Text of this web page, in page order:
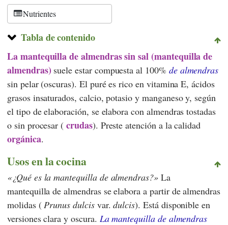
Nutrientes
Tabla de contenido
La mantequilla de almendras sin sal (mantequilla de
almendras) suele estar compuesta al 100% de almendras
sin pelar (oscuras). El puré es rico en vitamina E, ácidos
grasos insaturados, calcio, potasio y manganeso y, según
el tipo de elaboración, se elabora con almendras tostadas
o sin procesar (crudas). Preste atención a la calidad
orgánica.
Usos en la cocina
¿Qué es la mantequilla de almendras? La
mantequilla de almendras se elabora a partir de almendras
molidas (Prunus dulcisvar.dulcis). Está disponible en
versiones clara y oscura. La mantequilla de almendras